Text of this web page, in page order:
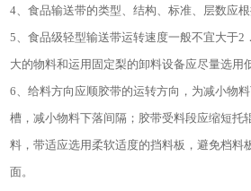
4、食品输送带的类型、结构、标准、层数应根
5、食品级轻型输送带运转速度一般不宜大于2
大的物料和运用固定梨的卸料设备应尽量选用
6、给料方向应顺胶带的运转方向，为减小物
槽，减小物料下落间隔；胶带受料段应缩短托
料，带适应选用柔软适度的挡料板，避免档料
面。